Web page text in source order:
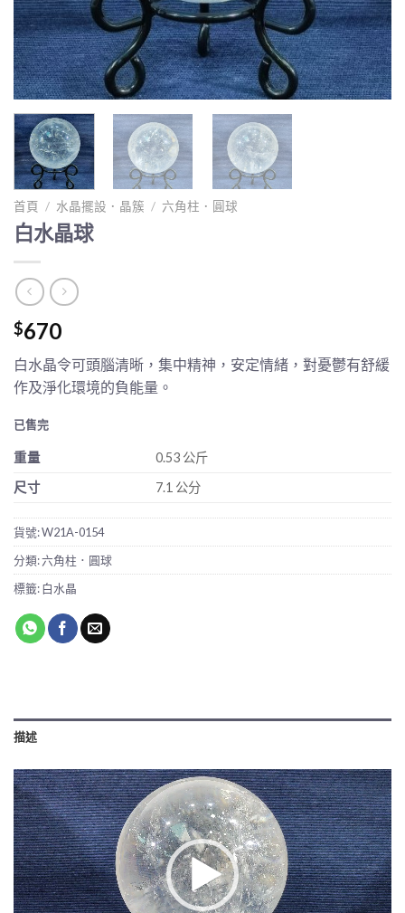
首頁 / 水晶擺設．晶簇 / 六角柱．圓球
白水晶球
$670
白水晶令可頭腦清晰，集中精神，安定情緒，對憂鬱有舒緩
作及淨化環境的負能量。
已售完
重量
0.53 公斤
尺寸
7.1 公分
貨號:W21A-0154
分類:六角柱．圓球
標籤:白水晶
描述
視
訊
播
放
器